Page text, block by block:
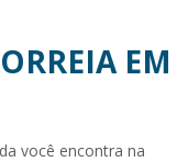
EM
você encontra na